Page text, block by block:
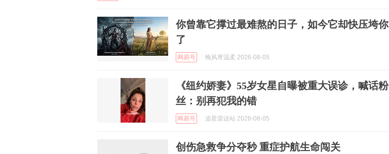
你曾靠它撑过最难熬的日子，如今它却快压垮你
了
网易号 晚风寄温柔 2026-08-05
《纽约娇妻》55岁女星自曝被重大误诊，喊话粉
丝：别再犯我的错
网易号 追星雷达站 2026-08-05
创伤急救争分夺秒 重症护航生命闯关